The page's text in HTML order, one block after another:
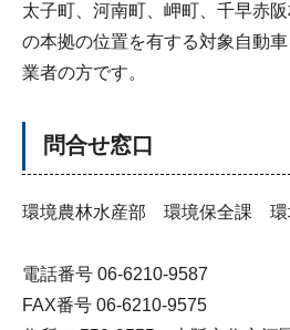
太子町、河南町、岬町、千早赤
の本拠の位置を有する対象自動
業者の方です。
問合せ窓口
環境農林水産部 環境保全課 環
電話番号 06-6210-9587
FAX番号 06-6210-9575